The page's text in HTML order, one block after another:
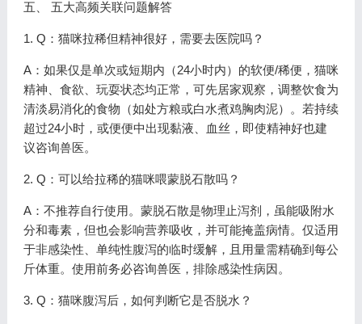
五、 五大高频关联问题解答
1. Q：猫咪拉稀但精神很好，需要去医院吗？
A：如果仅是单次或短期内（24小时内）的软便/稀便，猫咪
精神、食欲、玩耍状态均正常，可先居家观察，调整饮食为
清淡易消化的食物（如处方粮或白水煮鸡胸肉泥）。若持续
超过24小时，或便便中出现黏液、血丝，即使精神好也建
议咨询兽医。
2. Q：可以给拉稀的猫咪喂蒙脱石散吗？
A：不推荐自行使用。蒙脱石散是物理止泻剂，虽能吸附水
分和毒素，但也会影响营养吸收，并可能掩盖病情。仅适用
于非感染性、单纯性腹泻的临时缓解，且用量需精确到每公
斤体重。使用前务必咨询兽医，排除感染性病因。
3. Q：猫咪腹泻后，如何判断它是否脱水？